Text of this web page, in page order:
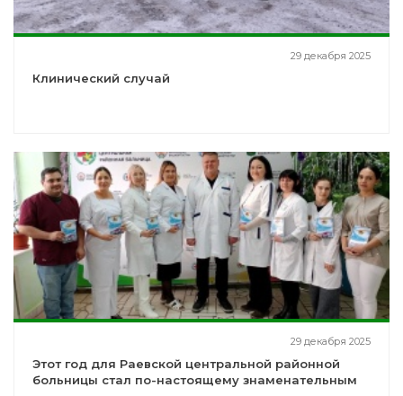
29 декабря 2025
Клинический случай
29 декабря 2025
Этот год для Раевской центральной районной
больницы стал по-настоящему знаменательным